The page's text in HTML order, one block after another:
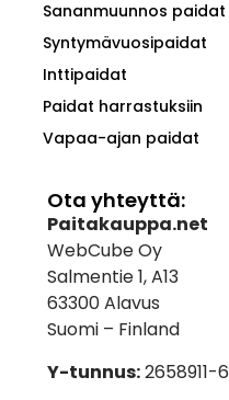
Sananmuunnos paidat
Syntymävuosipaidat
Inttipaidat
Paidat harrastuksiin
Vapaa-ajan paidat
Ota yhteyttä:
Paitakauppa.net
WebCube Oy
Salmentie 1, A13
63300 Alavus
Suomi – Finland
Y-tunnus:2658911-6